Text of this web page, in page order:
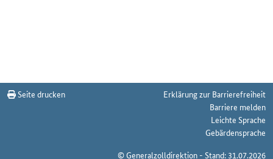
Seite drucken
Erklärung zur Barrierefreiheit
Barriere melden
Leichte Sprache
Gebärdensprache
© Generalzolldirektion - Stand: 31.07.2026